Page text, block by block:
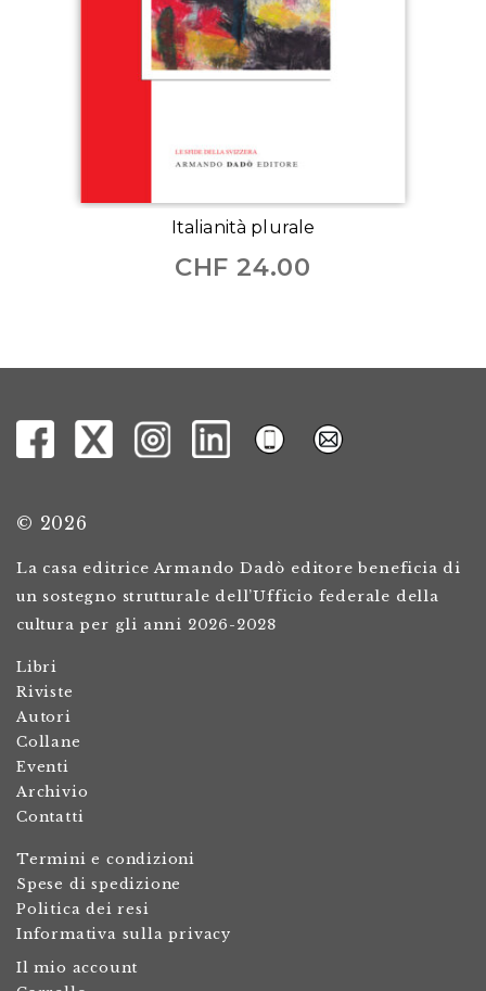
Italianità plurale
CHF 24.00
© 2026
La casa editrice Armando Dadò editore beneficia di
un sostegno strutturale dell’Ufficio federale della
cultura per gli anni 2026-2028
Libri
Riviste
Autori
Collane
Eventi
Archivio
Contatti
Termini e condizioni
Spese di spedizione
Politica dei resi
Informativa sulla privacy
Il mio account